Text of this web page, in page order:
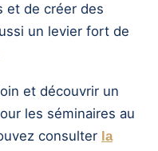
et de créer des
un levier fort de
et découvrir un
les séminaires au
consulter la